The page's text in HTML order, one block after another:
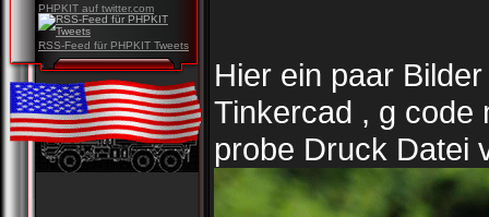
PHPKIT auf twitter.com
RSS-Feed für PHPKIT Tweets
Hier ein paar
Tinkercad , g code
probe Druck Datei